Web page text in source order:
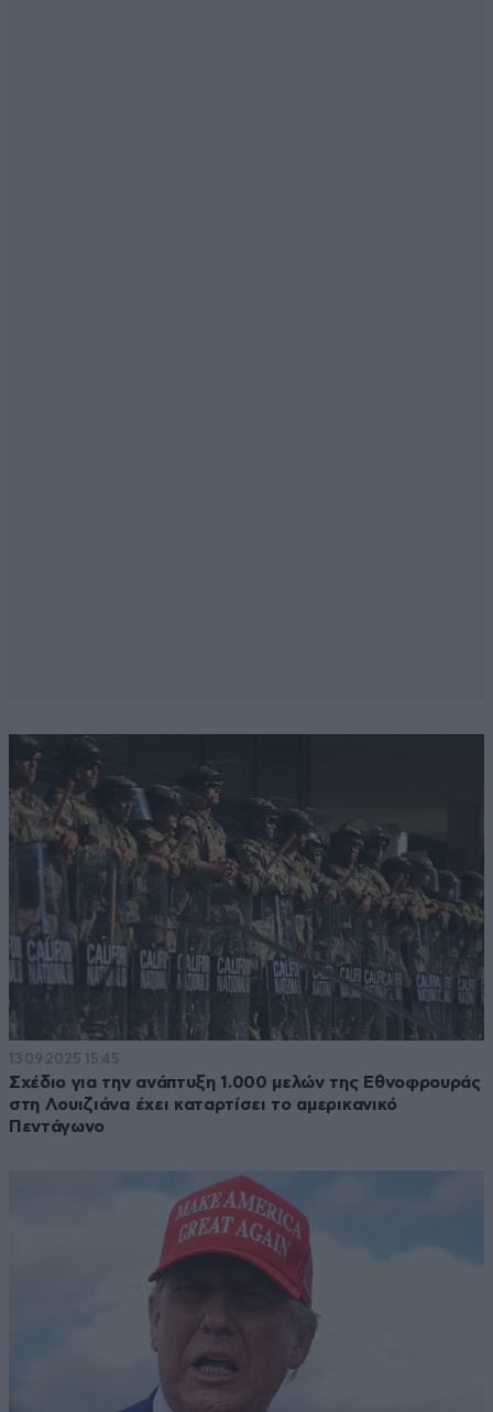
13·09·2025 15:45
Σχέδιο για την ανάπτυξη 1.000 μελών της Εθνοφρουράς
στη Λουιζιάνα έχει καταρτίσει το αμερικανικό
Πεντάγωνο